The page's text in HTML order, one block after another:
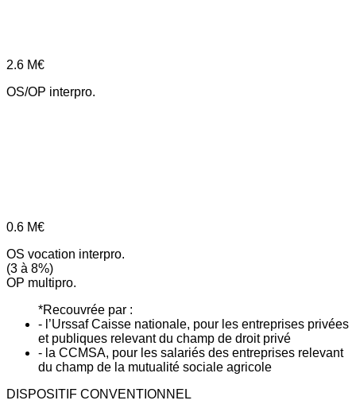
2.6 M€
OS/OP interpro.
0.6 M€
OS vocation interpro.
(3 à 8%)
OP multipro.
*Recouvrée par :
- l’Urssaf Caisse nationale, pour les entreprises privées
et publiques relevant du champ de droit privé
- la CCMSA, pour les salariés des entreprises relevant
du champ de la mutualité sociale agricole
DISPOSITIF CONVENTIONNEL